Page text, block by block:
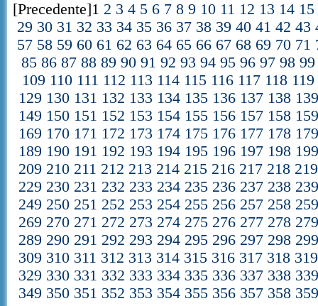
[Precedente]1 2 3 4 5 6 7 8 9 10 11 12 13 14 15
29 30 31 32 33 34 35 36 37 38 39 40 41 42 43
57 58 59 60 61 62 63 64 65 66 67 68 69 70 71
85 86 87 88 89 90 91 92 93 94 95 96 97 98 99
109 110 111 112 113 114 115 116 117 118 119
129 130 131 132 133 134 135 136 137 138 139
149 150 151 152 153 154 155 156 157 158 159
169 170 171 172 173 174 175 176 177 178 179
189 190 191 192 193 194 195 196 197 198 199
209 210 211 212 213 214 215 216 217 218 219
229 230 231 232 233 234 235 236 237 238 239
249 250 251 252 253 254 255 256 257 258 259
269 270 271 272 273 274 275 276 277 278 279
289 290 291 292 293 294 295 296 297 298 299
309 310 311 312 313 314 315 316 317 318 319
329 330 331 332 333 334 335 336 337 338 339
349 350 351 352 353 354 355 356 357 358 359